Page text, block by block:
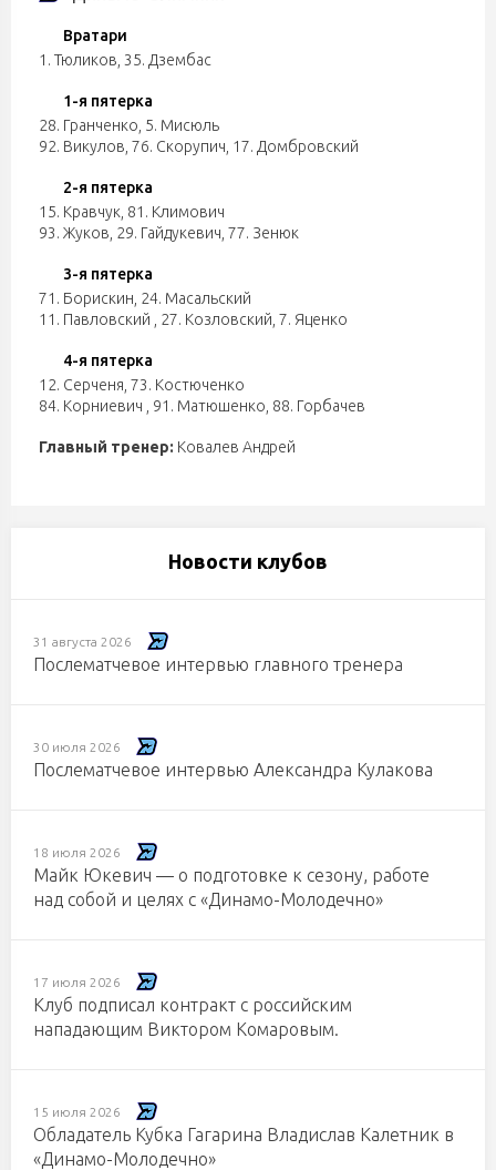
Вратари
1. Тюликов 35. Дзембас
1-я пятерка
28. Гранченко 5. Мисюль
92. Викулов 76. Скорупич 17. Домбровский
2-я пятерка
15. Кравчук 81. Климович
93. Жуков 29. Гайдукевич 77. Зенюк
3-я пятерка
71. Борискин 24. Масальский
11. Павловский
27. Козловский 7. Яценко
4-я пятерка
12. Серченя 73. Костюченко
84. Корниевич
91. Матюшенко 88. Горбачев
Главный тренер: Ковалев Андрей
Новости клубов
31 августа 2026
Послематчевое интервью главного тренера
30 июля 2026
Послематчевое интервью Александра Кулакова
18 июля 2026
Майк Юкевич — о подготовке к сезону, работе
над собой и целях с «Динамо-Молодечно»
17 июля 2026
Клуб подписал контракт с российским
нападающим Виктором Комаровым.
15 июля 2026
Обладатель Кубка Гагарина Владислав Калетник в
«Динамо-Молодечно»